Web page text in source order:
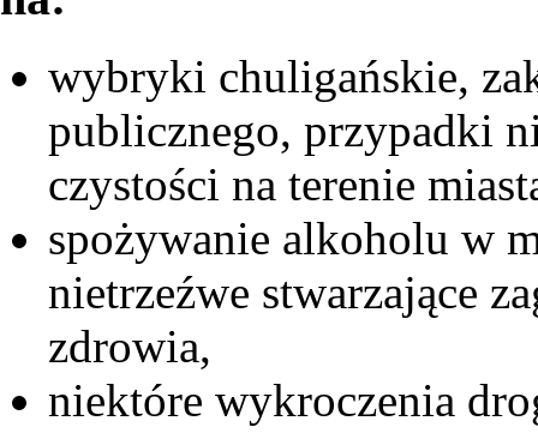
wybryki chuligańskie,
publicznego, przypadki
czystości na terenie
spożywanie alkoholu w
nietrzeźwe stwarzające
zdrowia,
niektóre wykroczenia